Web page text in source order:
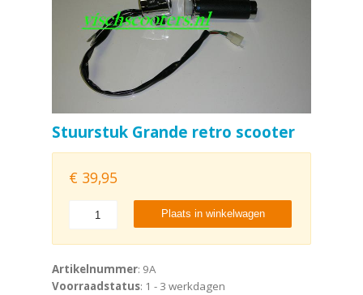
Stuurstuk Grande retro scooter
€ 39,95
Plaats in winkelwagen
Artikelnummer: 9A
Voorraadstatus: 1 - 3 werkdagen